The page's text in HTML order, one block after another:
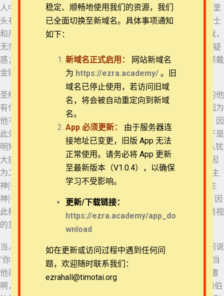
35 但以理书 5:22-28
36 但以理书 5:29-6:2
37 但以理书 6:3-5
38 但以理书 6:6-10
39 但以理书 6:11-14
40 但以理书 6:15-18
41 但以理书 6:19-22
42 但以理书 6:23-24
43 但以理书 6:25-28
人中的但以理吗？就是我父王从犹大掳来的吗？ 14 我听说你里
头有神的灵，心中光明，又有聪明和美好的智慧。 15 现在哲士
和用法术的都领到我面前，为叫他们读这文字，把讲解告诉我，
无奈他们都不能把讲解说出来。 16 我听说你善于讲解，能解疑
惑；现在你若能读这文字，把讲解告诉我，就必身穿紫袍，项戴
金链，在我国中位列第三。”
圣经没有记载太后一番话之后伯沙撒的回复，在惊慌失措中的他
有什么选择呢？被领到王前的但以理已经年逾八十。或许是因为
他不凡的气宇，让伯沙撒在众臣和巴比伦哲士面前感到威胁，因
此先是以得胜者的姿态要压一压对面这位犹太老人的气焰，于是
明知来人的身份，却依然两次强调“被掳之犹大人”、“我父王从犹
大掳来的”。而且，他没有称呼但以理巴比伦的名字，可能是因
为二人的名字几乎一样：前者是伯沙撒（Bel-shazzar），即“主
神[彼勒]啊，保护王”；后者是伯提沙撒（Bel-teshazzar），“主
神[彼勒]啊，保护他的生命”。考虑到他刚刚亵渎以色列的神，因
此称呼但以理犹太人的名字，不是巴比伦的名字，也是含有歧视
的意味。
当人起初将但以理带到在窘迫之中的尼布甲尼撒时，他只是问说
“你能将我所做的梦和梦的讲解告诉我吗？”（但以理书2:26）当
他再次因梦惧怕惊惶之时，对但以理说：“术士的领袖伯提沙撒
啊，因我知道你里头有圣神的灵……”（但以理书4:9）。这时的伯
团体报名及课程定制咨询：ezrahall@timotai.org
隐私策略
常见问题
APP下载
联系我们
关于我们
Copyright © 2022-2026 Timothy Training International,
稳定、顺畅地使用我们的资源，我们
已全面切换至新域名。具体事项通知
如下：
新域名正式启用：
网站新域名
为 https://ezra.academy/ 。旧
域名已停止使用，若访问旧域
名，将会被自动重定向到新域
名。
App必须更新：
由于服务器连
接地址已变更，旧版 App 无法
正常使用。请务必将 App 更新
至最新版本（V1.0.4），以确保
学习不受影响。
更新/下载链接：
https://ezra.academy/app_do
wnload
如在更新或访问过程中遇到任何问
题，欢迎随时联系我们：
ezrahall@timotai.org